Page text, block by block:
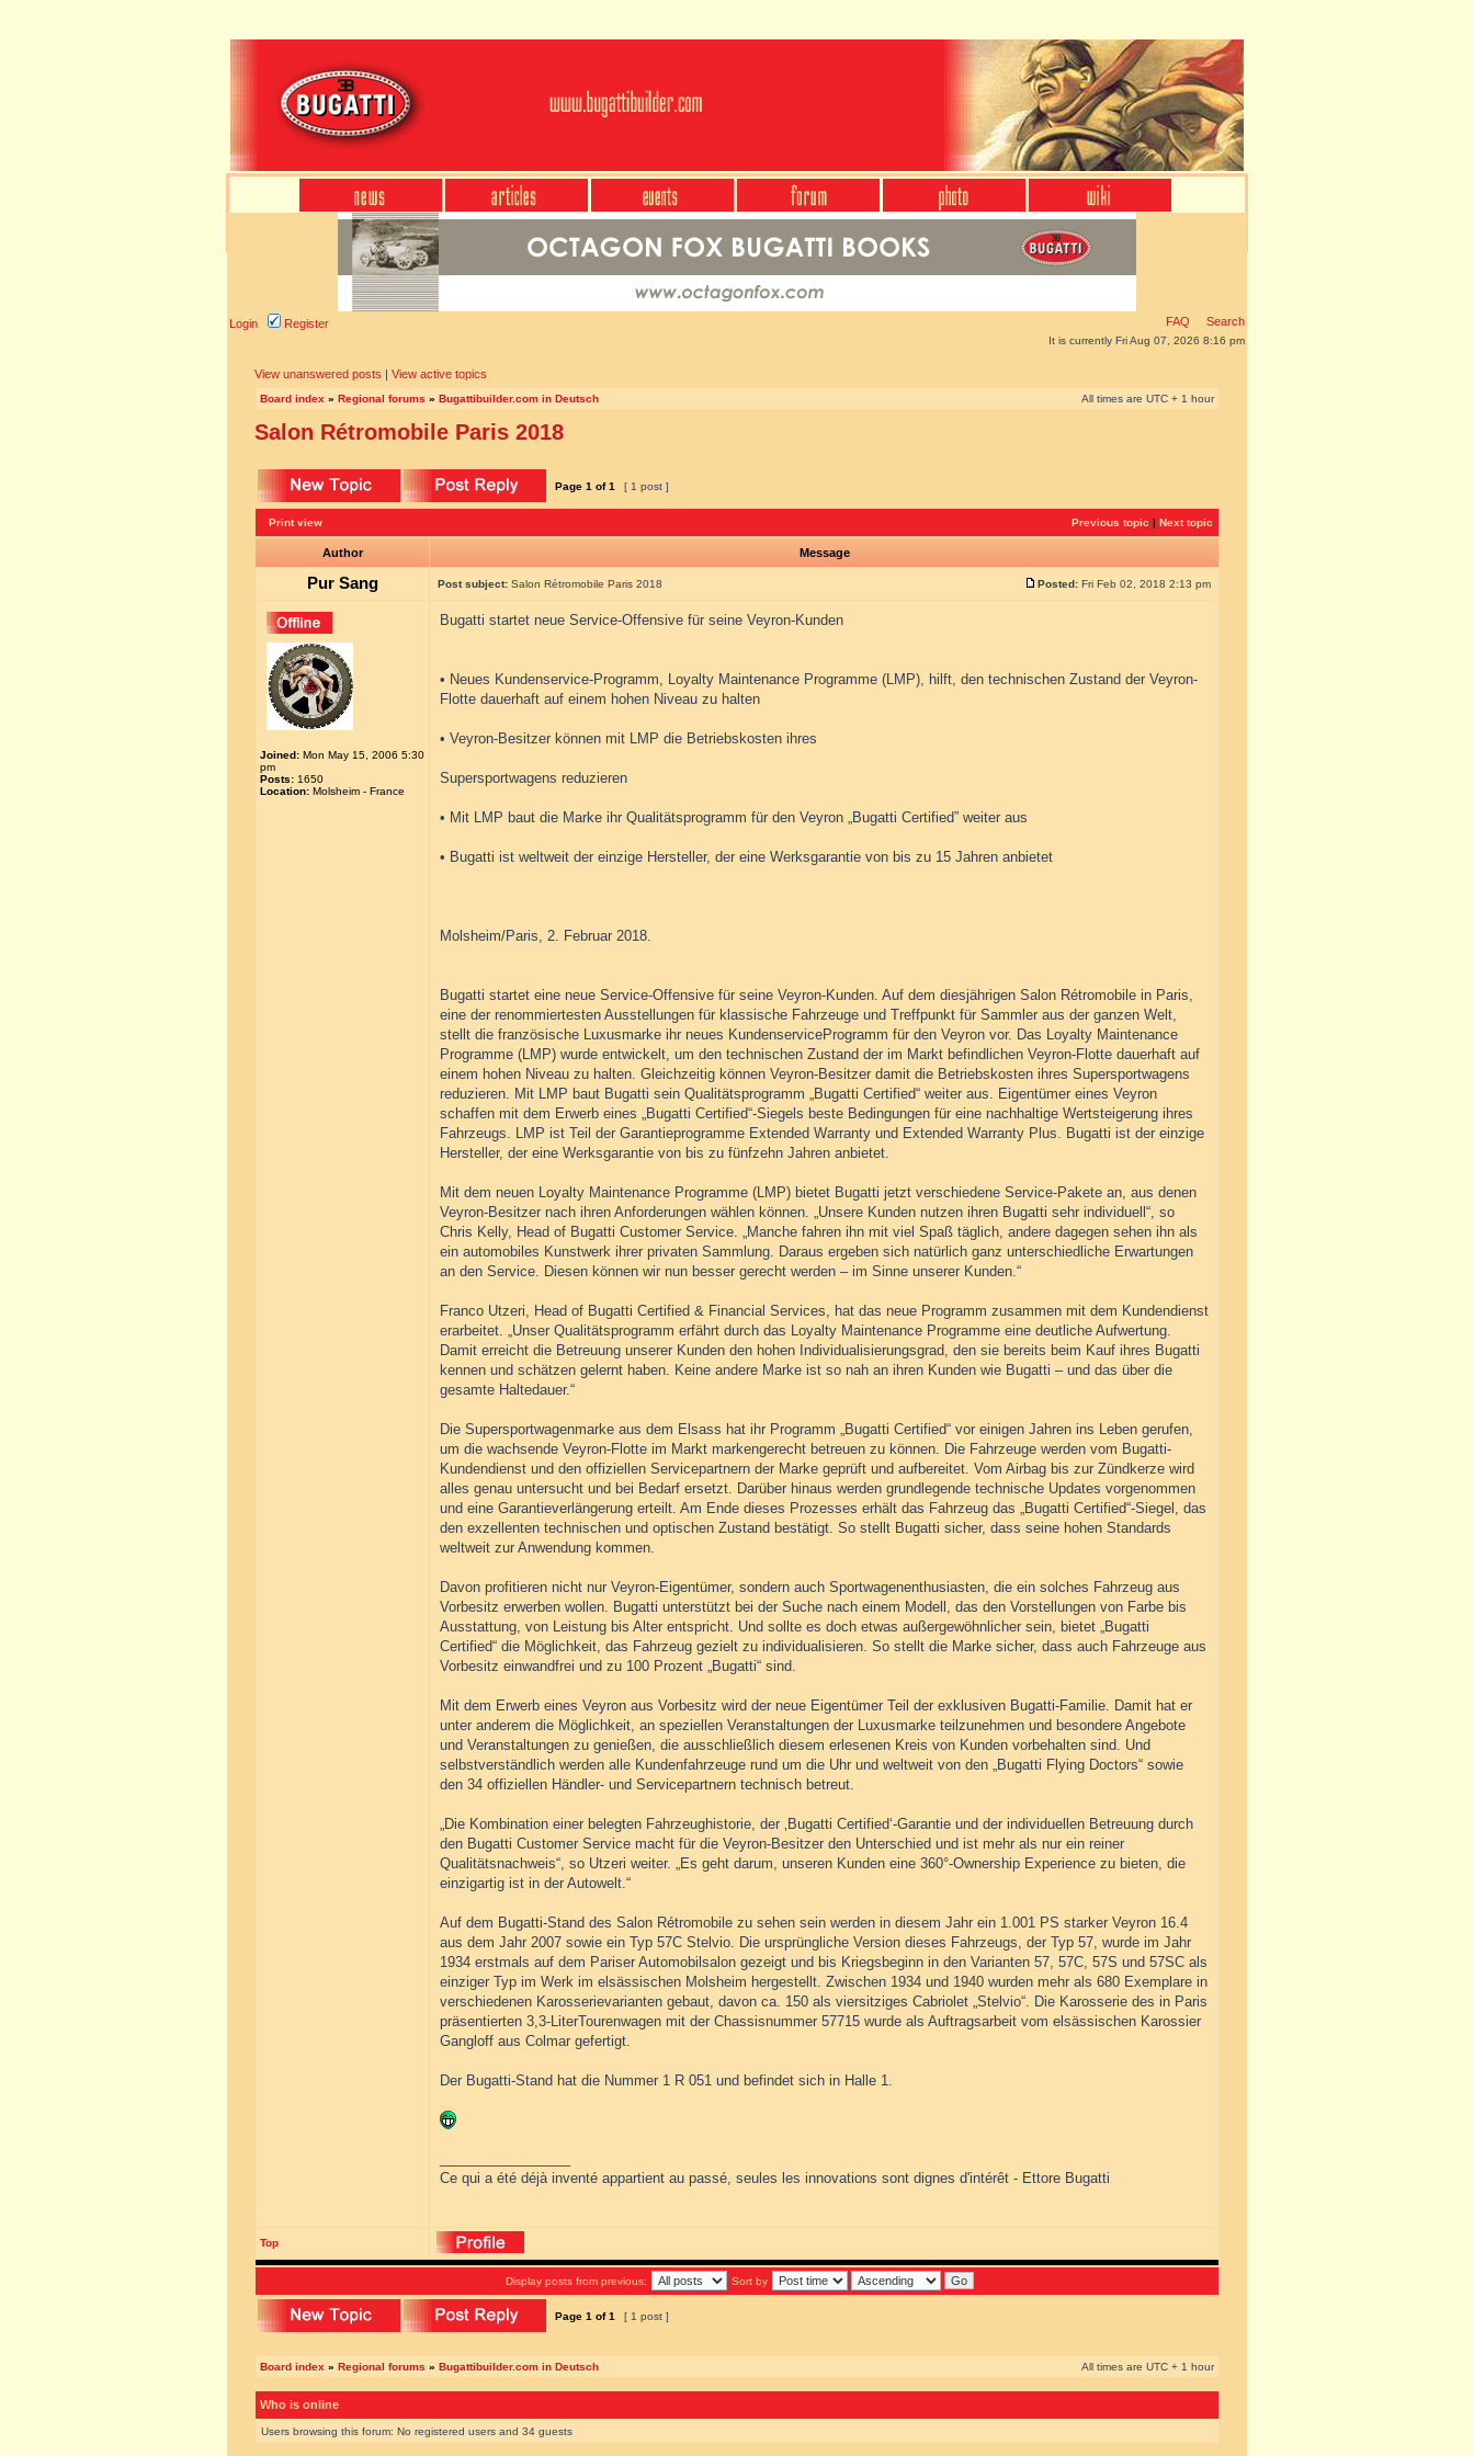
Login Register FAQ Search
It is currently Fri Aug 07, 2026 8:16 pm
View unanswered posts | View active topics
Board index » Regional forums » Bugattibuilder.com in Deutsch All times are UTC + 1 hour
Salon Rétromobile Paris 2018
Page 1 of1 [ 1 post ]
Print view Previous topic | Next topic
Author Message
Pur Sang Post subject: Salon Rétromobile Paris 2018 Posted: Fri Feb 02, 2018 2:13 pm
Joined: Mon May 15, 2006 5:30
pm
Posts: 1650
Location: Molsheim - France
Bugatti startet neue Service-Offensive für seine Veyron-Kunden
• Neues Kundenservice-Programm, Loyalty Maintenance Programme (LMP), hilft, den technischen Zustand der Veyron-
Flotte dauerhaft auf einem hohen Niveau zu halten
• Veyron-Besitzer können mit LMP die Betriebskosten ihres
Supersportwagens reduzieren
• Mit LMP baut die Marke ihr Qualitätsprogramm für den Veyron „Bugatti Certified” weiter aus
• Bugatti ist weltweit der einzige Hersteller, der eine Werksgarantie von bis zu 15 Jahren anbietet
Molsheim/Paris, 2. Februar 2018.
Bugatti startet eine neue Service-Offensive für seine Veyron-Kunden. Auf dem diesjährigen Salon Rétromobile in Paris,
eine der renommiertesten Ausstellungen für klassische Fahrzeuge und Treffpunkt für Sammler aus der ganzen Welt,
stellt die französische Luxusmarke ihr neues KundenserviceProgramm für den Veyron vor. Das Loyalty Maintenance
Programme (LMP) wurde entwickelt, um den technischen Zustand der im Markt befindlichen Veyron-Flotte dauerhaft auf
einem hohen Niveau zu halten. Gleichzeitig können Veyron-Besitzer damit die Betriebskosten ihres Supersportwagens
reduzieren. Mit LMP baut Bugatti sein Qualitätsprogramm „Bugatti Certified“ weiter aus. Eigentümer eines Veyron
schaffen mit dem Erwerb eines „Bugatti Certified“-Siegels beste Bedingungen für eine nachhaltige Wertsteigerung ihres
Fahrzeugs. LMP ist Teil der Garantieprogramme Extended Warranty und Extended Warranty Plus. Bugatti ist der einzige
Hersteller, der eine Werksgarantie von bis zu fünfzehn Jahren anbietet.
Mit dem neuen Loyalty Maintenance Programme (LMP) bietet Bugatti jetzt verschiedene Service-Pakete an, aus denen
Veyron-Besitzer nach ihren Anforderungen wählen können. „Unsere Kunden nutzen ihren Bugatti sehr individuell“, so
Chris Kelly, Head of Bugatti Customer Service. „Manche fahren ihn mit viel Spaß täglich, andere dagegen sehen ihn als
ein automobiles Kunstwerk ihrer privaten Sammlung. Daraus ergeben sich natürlich ganz unterschiedliche Erwartungen
an den Service. Diesen können wir nun besser gerecht werden – im Sinne unserer Kunden.“
Franco Utzeri, Head of Bugatti Certified & Financial Services, hat das neue Programm zusammen mit dem Kundendienst
erarbeitet. „Unser Qualitätsprogramm erfährt durch das Loyalty Maintenance Programme eine deutliche Aufwertung.
Damit erreicht die Betreuung unserer Kunden den hohen Individualisierungsgrad, den sie bereits beim Kauf ihres Bugatti
kennen und schätzen gelernt haben. Keine andere Marke ist so nah an ihren Kunden wie Bugatti – und das über die
gesamte Haltedauer.“
Die Supersportwagenmarke aus dem Elsass hat ihr Programm „Bugatti Certified“ vor einigen Jahren ins Leben gerufen,
um die wachsende Veyron-Flotte im Markt markengerecht betreuen zu können. Die Fahrzeuge werden vom Bugatti-
Kundendienst und den offiziellen Servicepartnern der Marke geprüft und aufbereitet. Vom Airbag bis zur Zündkerze wird
alles genau untersucht und bei Bedarf ersetzt. Darüber hinaus werden grundlegende technische Updates vorgenommen
und eine Garantieverlängerung erteilt. Am Ende dieses Prozesses erhält das Fahrzeug das „Bugatti Certified“-Siegel, das
den exzellenten technischen und optischen Zustand bestätigt. So stellt Bugatti sicher, dass seine hohen Standards
weltweit zur Anwendung kommen.
Davon profitieren nicht nur Veyron-Eigentümer, sondern auch Sportwagenenthusiasten, die ein solches Fahrzeug aus
Vorbesitz erwerben wollen. Bugatti unterstützt bei der Suche nach einem Modell, das den Vorstellungen von Farbe bis
Ausstattung, von Leistung bis Alter entspricht. Und sollte es doch etwas außergewöhnlicher sein, bietet „Bugatti
Certified“ die Möglichkeit, das Fahrzeug gezielt zu individualisieren. So stellt die Marke sicher, dass auch Fahrzeuge aus
Vorbesitz einwandfrei und zu 100 Prozent „Bugatti“ sind.
Mit dem Erwerb eines Veyron aus Vorbesitz wird der neue Eigentümer Teil der exklusiven Bugatti-Familie. Damit hat er
unter anderem die Möglichkeit, an speziellen Veranstaltungen der Luxusmarke teilzunehmen und besondere Angebote
und Veranstaltungen zu genießen, die ausschließlich diesem erlesenen Kreis von Kunden vorbehalten sind. Und
selbstverständlich werden alle Kundenfahrzeuge rund um die Uhr und weltweit von den „Bugatti Flying Doctors“ sowie
den 34 offiziellen Händler- und Servicepartnern technisch betreut.
„Die Kombination einer belegten Fahrzeughistorie, der ‚Bugatti Certified‘-Garantie und der individuellen Betreuung durch
den Bugatti Customer Service macht für die Veyron-Besitzer den Unterschied und ist mehr als nur ein reiner
Qualitätsnachweis“, so Utzeri weiter. „Es geht darum, unseren Kunden eine 360°-Ownership Experience zu bieten, die
einzigartig ist in der Autowelt.“
Auf dem Bugatti-Stand des Salon Rétromobile zu sehen sein werden in diesem Jahr ein 1.001 PS starker Veyron 16.4
aus dem Jahr 2007 sowie ein Typ 57C Stelvio. Die ursprüngliche Version dieses Fahrzeugs, der Typ 57, wurde im Jahr
1934 erstmals auf dem Pariser Automobilsalon gezeigt und bis Kriegsbeginn in den Varianten 57, 57C, 57S und 57SC als
einziger Typ im Werk im elsässischen Molsheim hergestellt. Zwischen 1934 und 1940 wurden mehr als 680 Exemplare in
verschiedenen Karosserievarianten gebaut, davon ca. 150 als viersitziges Cabriolet „Stelvio“. Die Karosserie des in Paris
präsentierten 3,3-LiterTourenwagen mit der Chassisnummer 57715 wurde als Auftragsarbeit vom elsässischen Karossier
Gangloff aus Colmar gefertigt.
Der Bugatti-Stand hat die Nummer 1 R 051 und befindet sich in Halle 1.
Ce qui a été déjà inventé appartient au passé, seules les innovations sont dignes d'intérêt - Ettore Bugatti
Top
Display posts from previous: Sort by
Page 1 of1 [ 1 post ]
Board index » Regional forums » Bugattibuilder.com in Deutsch All times are UTC + 1 hour
Who is online
Users browsing this forum: No registered users and 34 guests